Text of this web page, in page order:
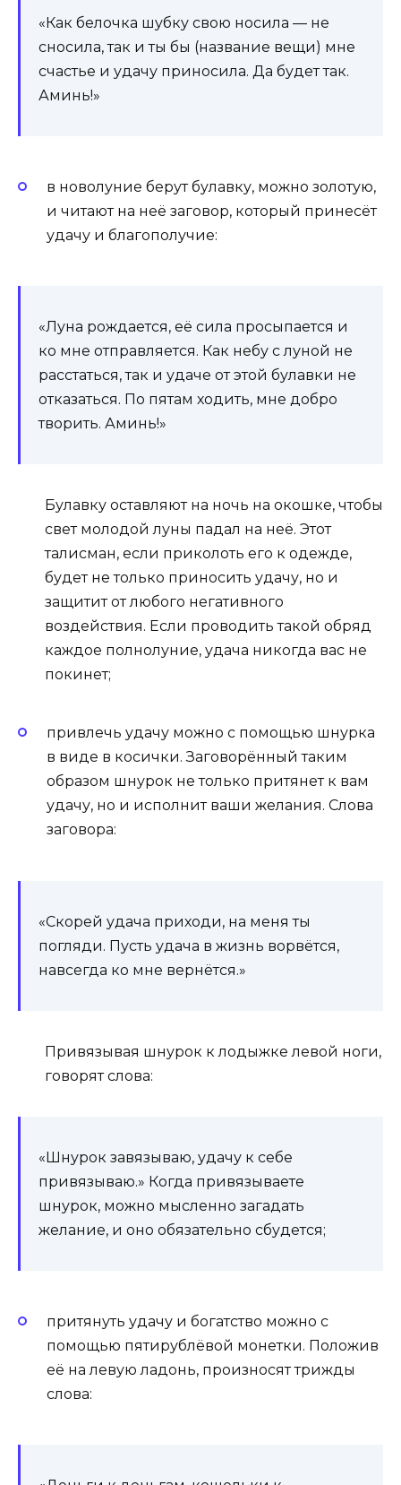
«Как белочка шубку свою носила — не
сносила, так и ты бы (название вещи) мне
счастье и удачу приносила. Да будет так.
Аминь!»
в новолуние берут булавку, можно золотую,
и читают на неё заговор, который принесёт
удачу и благополучие:
«Луна рождается, её сила просыпается и
ко мне отправляется. Как небу с луной не
расстаться, так и удаче от этой булавки не
отказаться. По пятам ходить, мне добро
творить. Аминь!»
Булавку оставляют на ночь на окошке, чтобы
свет молодой луны падал на неё. Этот
талисман, если приколоть его к одежде,
будет не только приносить удачу, но и
защитит от любого негативного
воздействия. Если проводить такой обряд
каждое полнолуние, удача никогда вас не
покинет;
привлечь удачу можно с помощью шнурка
в виде в косички. Заговорённый таким
образом шнурок не только притянет к вам
удачу, но и исполнит ваши желания. Слова
заговора:
«Скорей удача приходи, на меня ты
погляди. Пусть удача в жизнь ворвётся,
навсегда ко мне вернётся.»
Привязывая шнурок к лодыжке левой ноги,
говорят слова:
«Шнурок завязываю, удачу к себе
привязываю.» Когда привязываете
шнурок, можно мысленно загадать
желание, и оно обязательно сбудется;
притянуть удачу и богатство можно с
помощью пятирублёвой монетки. Положив
её на левую ладонь, произносят трижды
слова: